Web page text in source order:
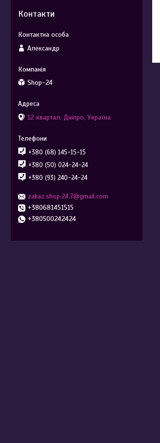
Контакти
Александр
Shop-24
12 квартал, Дніпро, Україна
+380 (68) 145-15-15
+380 (50) 024-24-24
+380 (93) 240-24-24
zakaz.shop.24.7@gmail.com
+380681451515
+380500242424